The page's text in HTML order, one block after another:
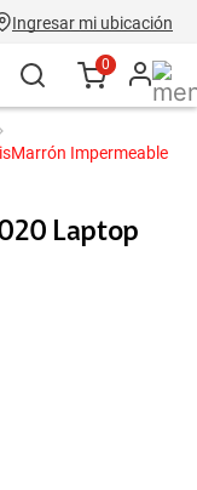
Ingresar mi ubicación
0
Impermeable
Laptop